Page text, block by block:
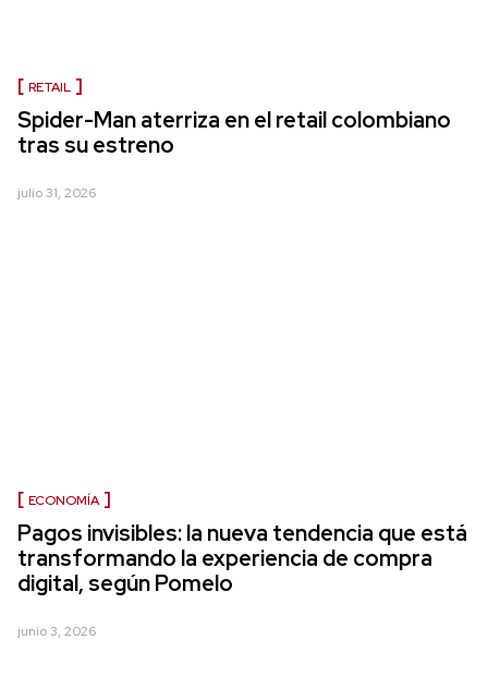
RETAIL
Spider-Man aterriza en el retail colombiano
tras su estreno
julio 31, 2026
ECONOMÍA
Pagos invisibles: la nueva tendencia que está
transformando la experiencia de compra
digital, según Pomelo
junio 3, 2026